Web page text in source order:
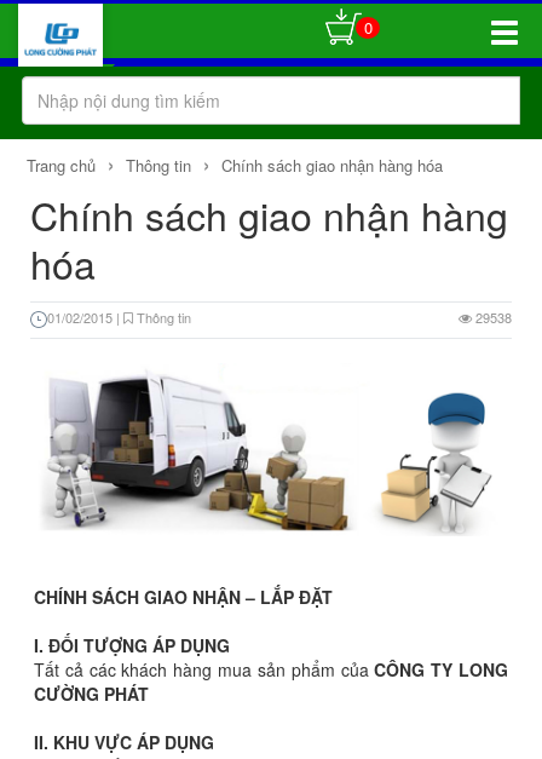
Toggle
0
Trang chủ › Thông tin › Chính sách giao nhận hàng hóa
Chính sách giao nhận hàng
hóa
01/02/2015 | Thông tin 29538
CHÍNH SÁCH GIAO NHẬN – LẮP ĐẶT
I. ĐỐI TƯỢNG ÁP DỤNG
Tất cả các khách hàng mua sản phẩm củaCÔNG TY LONG
CƯỜNG PHÁT
II. KHU VỰC ÁP DỤNG